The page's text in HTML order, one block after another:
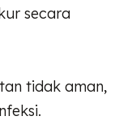
secara
tidak aman,